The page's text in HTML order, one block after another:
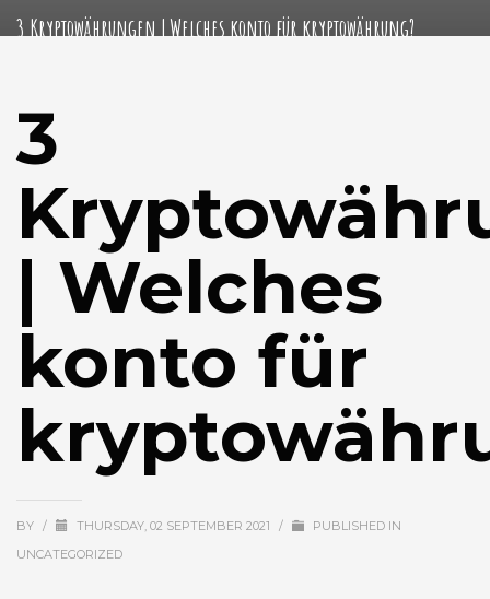
3 Kryptowährungen | Welches konto für kryptowährung?
3
| Welches
konto für
BY / THURSDAY, 02 SEPTEMBER 2021 /
PUBLISHED IN
UNCATEGORIZED